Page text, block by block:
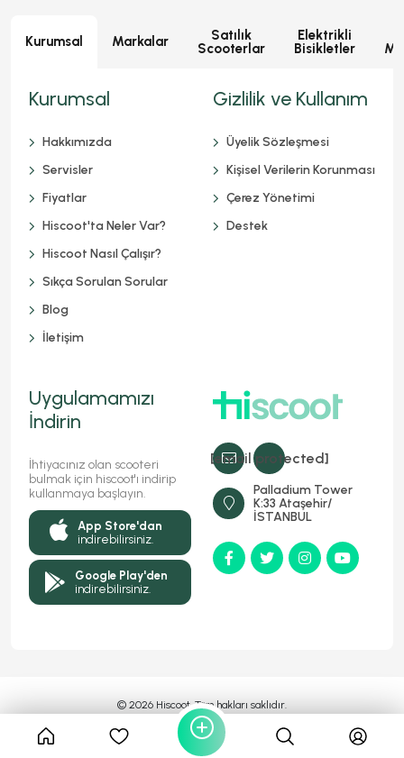
Kurumsal Markalar
Satılık
Scooterlar
Elektrikli
Bisikletler
[email protected]
Palladium Tower
K:33 Ataşehir/
İSTANBUL
Kurumsal
Hakkımızda
Servisler
Fiyatlar
Hiscoot'ta Neler Var?
Hiscoot Nasıl Çalışır?
Sıkça Sorulan Sorular
Blog
İletişim
Gizlilik ve Kullanım
Üyelik Sözleşmesi
Kişisel Verilerin Korunması
Çerez Yönetimi
Destek
Uygulamamızı
İndirin
İhtiyacınız olan scooteri
bulmak için hiscoot'ı indirip
kullanmaya başlayın.
App Store'dan
indirebilirsiniz.
Google Play'den
indirebilirsiniz.
© 2026 Hiscoot, Tüm hakları saklıdır.
MyFC YAZILIM Markasıdır